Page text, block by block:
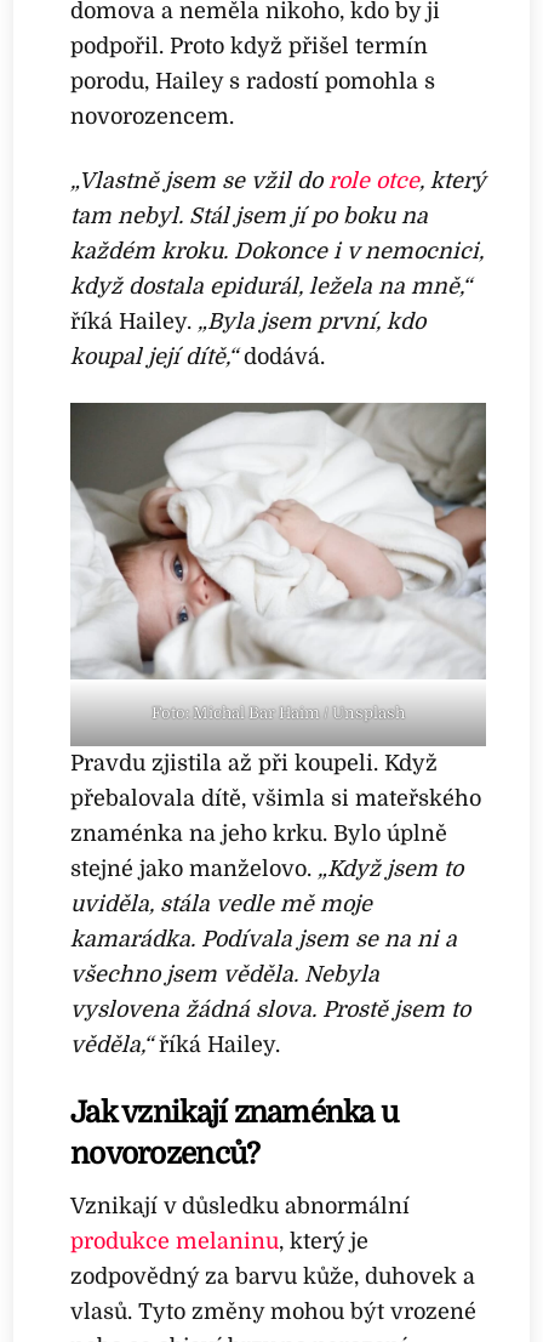
domova a neměla nikoho, kdo by ji
podpořil. Proto když přišel termín
porodu, Hailey s radostí pomohla s
novorozencem.
„Vlastně jsem se vžil do role otce, který
tam nebyl. Stál jsem jí po boku na
každém kroku. Dokonce i v nemocnici,
když dostala epidurál, ležela na mně,“
říká Hailey. „Byla jsem první, kdo
koupal její dítě,“dodává.
Foto: Michal Bar Haim / Unsplash
Pravdu zjistila až při koupeli. Když
přebalovala dítě, všimla si mateřského
znaménka na jeho krku. Bylo úplně
stejné jako manželovo. „Když jsem to
uviděla, stála vedle mě moje
kamarádka. Podívala jsem se na ni a
všechno jsem věděla. Nebyla
vyslovena žádná slova. Prostě jsem to
věděla,“říká Hailey.
Jak vznikají znaménka u
novorozenců?
Vznikají v důsledku abnormální
produkce melaninu, který je
zodpovědný za barvu kůže, duhovek a
vlasů. Tyto změny mohou být vrozené